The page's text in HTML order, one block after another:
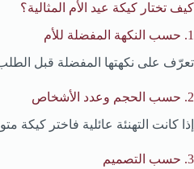
كيف تختار كيكة عيد الأم المثالية؟
1. حسب النكهة المفضلة للأم
تعرّف على نكهتها المفضلة قبل
2. حسب الحجم وعدد الأشخاص
إذا كانت التهنئة عائلية فاختر
3. حسب التصميم